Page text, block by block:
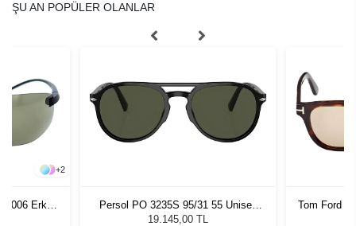
ŞU AN POPÜLER OLANLAR
+2
Erkek
Persol PO 3235S 95/31 55 Unisex
Güneş Gözlüğü
19.145,00 TL
Tom Ford